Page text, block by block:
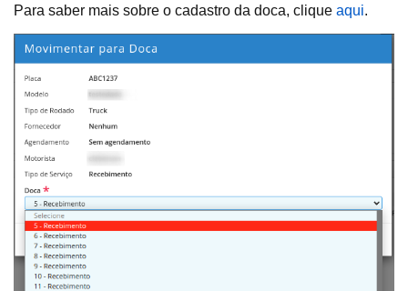
Para saber mais sobre o cadastro da doca, clique aqui.